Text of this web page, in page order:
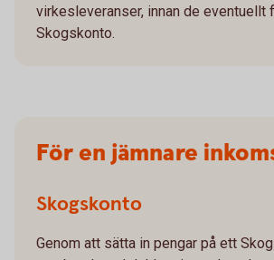
virkesleveranser, innan de
Skogskonto.
För en jämnare
Skogskonto
Genom att sätta in pengar på ett